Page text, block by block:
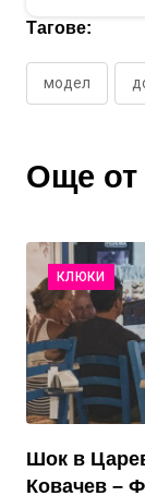
Тагове:
модел
Още
КЛЮКИ
Шок в
Ковачев –